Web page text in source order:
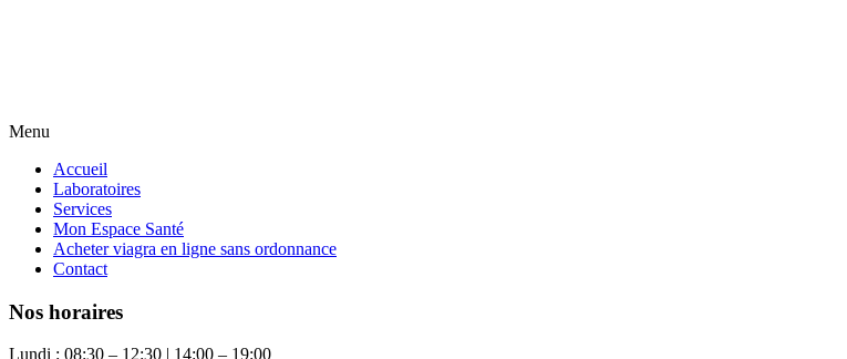
Menu
Accueil
Laboratoires
Services
Mon Espace Santé
Acheter viagra en ligne sans ordonnance
Contact
Nos horaires
Lundi : 08:30 – 12:30 | 14:00 – 19:00